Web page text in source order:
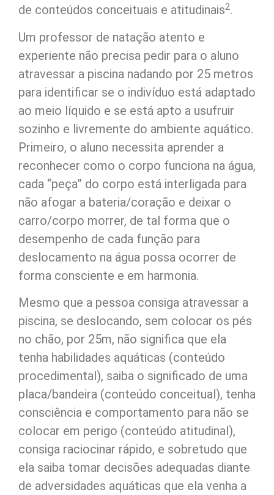
de conteúdos conceituais e atitudinais2.
Um professor de natação atento e
experiente não precisa pedir para o aluno
atravessar a piscina nadando por 25 metros
para identificar se o indivíduo está adaptado
ao meio líquido e se está apto a usufruir
sozinho e livremente do ambiente aquático.
Primeiro, o aluno necessita aprender a
reconhecer como o corpo funciona na água,
cada “peça” do corpo está interligada para
não afogar a bateria/coração e deixar o
carro/corpo morrer, de tal forma que o
desempenho de cada função para
deslocamento na água possa ocorrer de
forma consciente e em harmonia.
Mesmo que a pessoa consiga atravessar a
piscina, se deslocando, sem colocar os pés
no chão, por 25m, não significa que ela
tenha habilidades aquáticas (conteúdo
procedimental), saiba o significado de uma
placa/bandeira (conteúdo conceitual), tenha
consciência e comportamento para não se
colocar em perigo (conteúdo atitudinal),
consiga raciocinar rápido, e sobretudo que
ela saiba tomar decisões adequadas diante
de adversidades aquáticas que ela venha a